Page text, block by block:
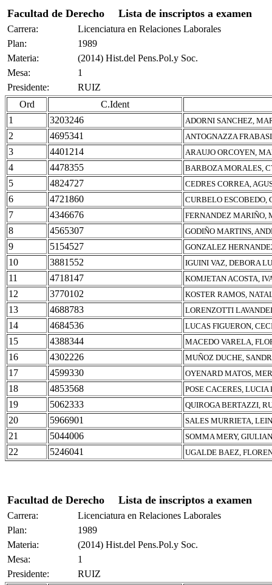
Facultad de Derecho Lista de inscriptos a examen
Carrera:
Licenciatura en Relaciones Laborales
Plan:
1989
Materia:
(2014) Hist.del Pens.Pol.y Soc.
Mesa:
1
Presidente:
RUIZ
Ord
C.Ident
1
3203246 ADORNI SANCHEZ,
2 4695341 ANTOGNAZZA
3 4401214 ARAUJO ORCOYEN,
4 4478355 BARBOZA MORALES,
5 4824727 CEDRES CORREA,
6 4721860 CURBELO ESCOBEDO,
7 4346676 FERNANDEZ MARIÑO,
8 4565307 GODIÑO MARTINS,
9 5154527 GONZALEZ
10 3881552 IGUINI VAZ, DEBORA
11 4718147 KOMJETAN ACOSTA,
12 3770102 KOSTER RAMOS,
13 4688783 LORENZOTTI
14 4684536 LUCAS FIGUERON,
15 4388344 MACEDO VARELA,
16 4302226 MUÑOZ DUCHE,
17 4599330 OYENARD MATOS,
18 4853568 POSE CACERES, LUCIA
19 5062333 QUIROGA BERTAZZI,
20 5966901 SALES MURRIETA,
21 5044006 SOMMA MERY,
22 5246041 UGALDE BAEZ,
Facultad de Derecho Lista de inscriptos a examen
Carrera:
Licenciatura en Relaciones Laborales
Plan:
1989
Materia:
(2014) Hist.del Pens.Pol.y Soc.
Mesa:
1
Presidente:
RUIZ